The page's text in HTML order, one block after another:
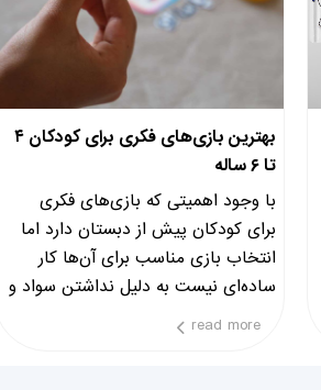
بهترین بازی‌های فکری برای کودکان ۴
تا ۶ ساله
با وجود اهمیتی که بازی‌های فکری
برای کودکان پیش از دبستان دارد اما
انتخاب بازی‌ مناسب برای آن‌ها کار
ساده‌ای نیست به دلیل نداشتن سواد و
عدم تحمل باخت
read more